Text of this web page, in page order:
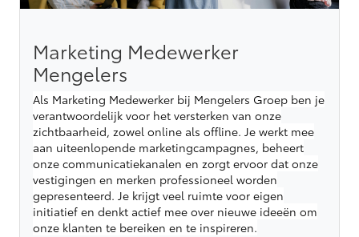
Marketing Medewerker
Mengelers
Als Marketing Medewerker bij Mengelers Groep ben je
verantwoordelijk voor het versterken van onze
zichtbaarheid, zowel online als offline. Je werkt mee
aan uiteenlopende marketingcampagnes, beheert
onze communicatiekanalen en zorgt ervoor dat onze
vestigingen en merken professioneel worden
gepresenteerd. Je krijgt veel ruimte voor eigen
initiatief en denkt actief mee over nieuwe ideeën om
onze klanten te bereiken en te inspireren.